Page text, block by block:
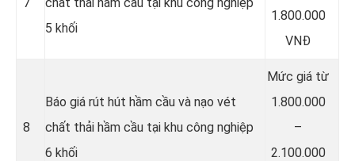
5 khối
1.800.000
VNĐ
8
Báo giá rút hút hầm cầu và nạo vét
chất thải hầm cầu tại khu công nghiệp
6 khối
Mức giá từ
1.800.000
–
2.100.000